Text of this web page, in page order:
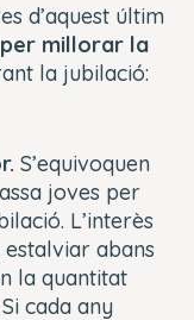
d’aquest últim
millorar la
la jubilació:
S’equivoquen
joves per
L’interès
abans
la quantitat
cada any